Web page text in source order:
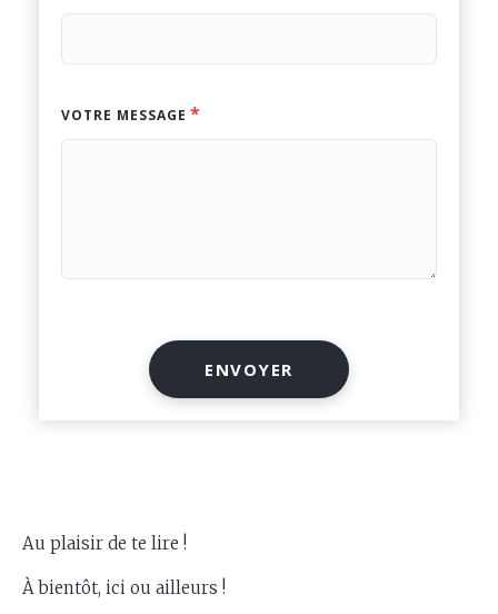
VOTRE MESSAGE
ENVOYER
Au plaisir de te lire !
À bientôt, ici ou ailleurs !